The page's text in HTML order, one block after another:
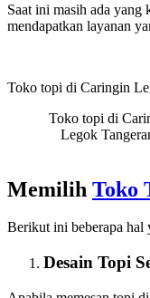
Saat ini masih ada
mendapatkan layanan
Toko topi di Caringin
Toko topi di
Legok
Memilih Toko
Berikut ini beberapa hal
Desain Topi